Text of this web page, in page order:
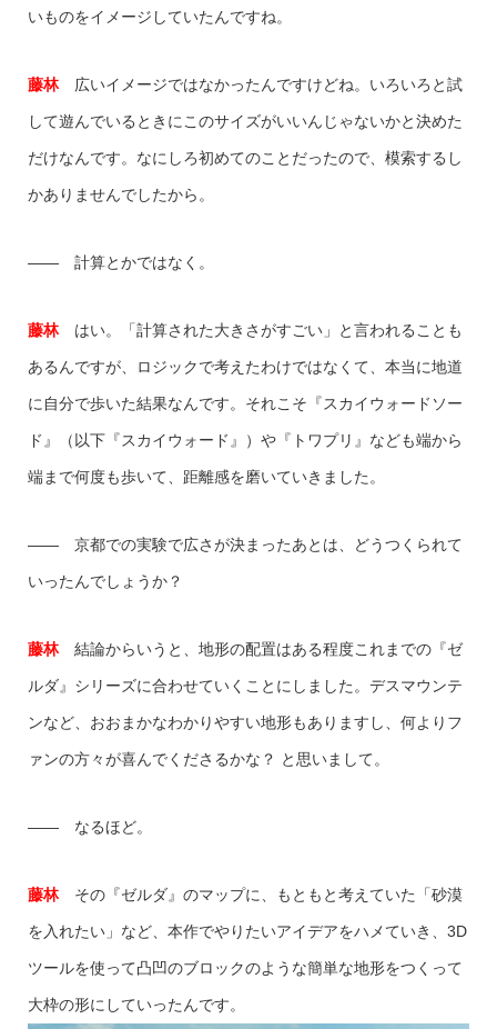
いものをイメージしていたんですね。
藤林 広いイメージではなかったんですけどね。いろいろと試
して遊んでいるときにこのサイズがいいんじゃないかと決めた
だけなんです。なにしろ初めてのことだったので、模索するし
かありませんでしたから。
―― 計算とかではなく。
藤林 はい。「計算された大きさがすごい」と言われることも
あるんですが、ロジックで考えたわけではなくて、本当に地道
に自分で歩いた結果なんです。それこそ『スカイウォードソー
ド』（以下『スカイウォード』）や『トワプリ』なども端から
端まで何度も歩いて、距離感を磨いていきました。
―― 京都での実験で広さが決まったあとは、どうつくられて
いったんでしょうか？
藤林 結論からいうと、地形の配置はある程度これまでの『ゼ
ルダ』シリーズに合わせていくことにしました。デスマウンテ
ンなど、おおまかなわかりやすい地形もありますし、何よりフ
ァンの方々が喜んでくださるかな？ と思いまして。
―― なるほど。
藤林 その『ゼルダ』のマップに、もともと考えていた「砂漠
を入れたい」など、本作でやりたいアイデアをハメていき、3D
ツールを使って凸凹のブロックのような簡単な地形をつくって
大枠の形にしていったんです。